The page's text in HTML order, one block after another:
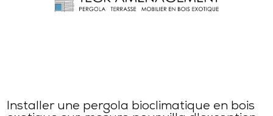
Installer une pergola bioclimatique en bois